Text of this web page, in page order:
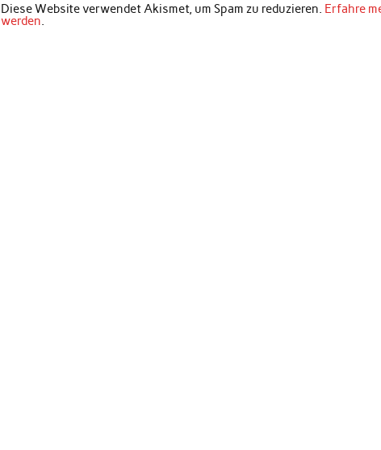
Diese Website verwendet Akismet, um Spam zu reduzieren. Erfahre
werden.